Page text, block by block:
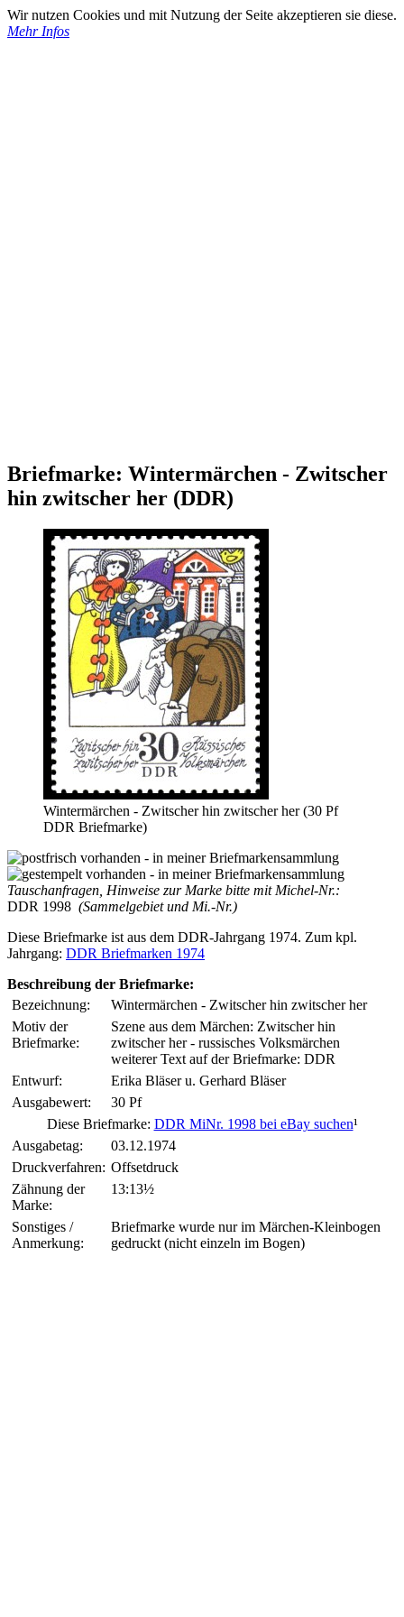
Wir nutzen Cookies und mit Nutzung der Seite akzeptieren sie diese.
Mehr Infos
Briefmarke: Wintermärchen - Zwitscher
hin zwitscher her (DDR)
Wintermärchen - Zwitscher hin zwitscher her (30 Pf
DDR Briefmarke)
Tauschanfragen, Hinweise zur Marke bitte mit Michel-Nr.:
DDR 1998 (Sammelgebiet und Mi.-Nr.)
Diese Briefmarke ist aus dem DDR-Jahrgang 1974. Zum kpl.
Jahrgang: DDR Briefmarken 1974
Beschreibung der Briefmarke:
Bezeichnung:
Wintermärchen - Zwitscher hin zwitscher her
Motiv der
Briefmarke:
Szene aus dem Märchen: Zwitscher hin
zwitscher her - russisches Volksmärchen
weiterer Text auf der Briefmarke: DDR
Entwurf:
Erika Bläser u. Gerhard Bläser
Ausgabewert:
30 Pf
Diese Briefmarke: DDR MiNr. 1998 bei eBay suchen¹
Ausgabetag:
03.12.1974
Druckverfahren: Offsetdruck
Zähnung der
Marke:
13:13½
Sonstiges /
Anmerkung:
Briefmarke wurde nur im Märchen-Kleinbogen
gedruckt (nicht einzeln im Bogen)